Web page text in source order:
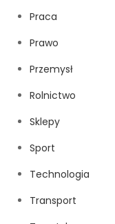
Praca
Prawo
Przemysł
Rolnictwo
Sklepy
Sport
Technologia
Transport